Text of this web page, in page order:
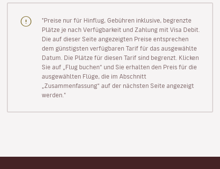
"Preise nur für Hinflug, Gebühren inklusive, begrenzte
Plätze je nach Verfügbarkeit und Zahlung mit Visa Debit.
Die auf dieser Seite angezeigten Preise entsprechen
dem günstigsten verfügbaren Tarif für das ausgewählte
Datum. Die Plätze für diesen Tarif sind begrenzt. Klicken
Sie auf „Flug buchen“ und Sie erhalten den Preis für die
ausgewählten Flüge, die im Abschnitt
„Zusammenfassung“ auf der nächsten Seite angezeigt
werden."